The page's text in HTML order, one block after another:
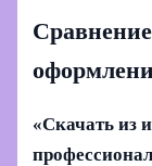
«Скачать из